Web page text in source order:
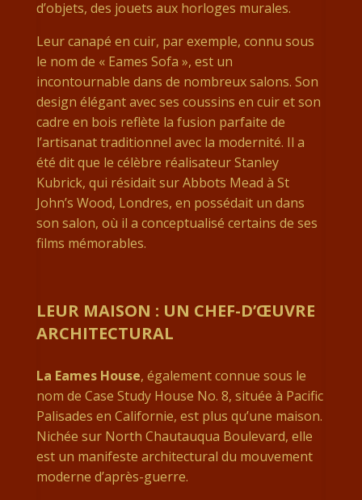
d’objets, des jouets aux horloges murales.
Leur canapé en cuir, par exemple, connu sous
le nom de « Eames Sofa », est un
incontournable dans de nombreux salons. Son
design élégant avec ses coussins en cuir et son
cadre en bois reflète la fusion parfaite de
l’artisanat traditionnel avec la modernité. Il a
été dit que le célèbre réalisateur Stanley
Kubrick, qui résidait sur Abbots Mead à St
John’s Wood, Londres, en possédait un dans
son salon, où il a conceptualisé certains de ses
films mémorables.
LEUR MAISON : UN CHEF-D’ŒUVRE
ARCHITECTURAL
La Eames House, également connue sous le
nom de Case Study House No. 8, située à Pacific
Palisades en Californie, est plus qu’une maison.
Nichée sur North Chautauqua Boulevard, elle
est un manifeste architectural du mouvement
moderne d’après-guerre.